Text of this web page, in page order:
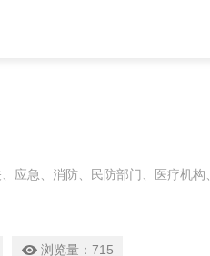
应急、消防、民防部门、医疗机构
浏览量： 715